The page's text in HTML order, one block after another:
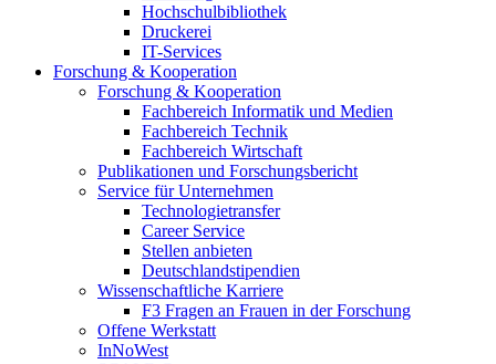
Hochschulbibliothek
Druckerei
IT-Services
Forschung & Kooperation
Forschung & Kooperation
Fachbereich Informatik und Medien
Fachbereich Technik
Fachbereich Wirtschaft
Publikationen und Forschungsbericht
Service für Unternehmen
Technologietransfer
Career Service
Stellen anbieten
Deutschlandstipendien
Wissenschaftliche Karriere
F3 Fragen an Frauen in der Forschung
Offene Werkstatt
InNoWest